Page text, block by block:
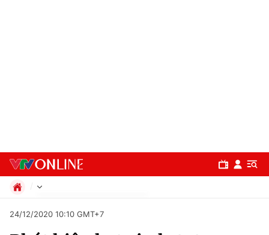
Xã hội
24/12/2020 10:10 GMT+7